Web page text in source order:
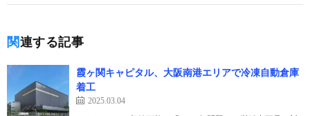
関連する記事
霞ヶ関キャピタル、大阪南港エリアで冷凍自動倉庫
着工
2025.03.04